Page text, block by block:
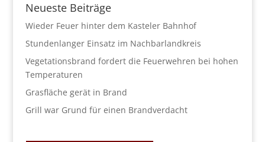
Neueste Beiträge
Wieder Feuer hinter dem Kasteler Bahnhof
Stundenlanger Einsatz im Nachbarlandkreis
Vegetationsbrand fordert die Feuerwehren bei hohen
Temperaturen
Grasfläche gerät in Brand
Grill war Grund für einen Brandverdacht